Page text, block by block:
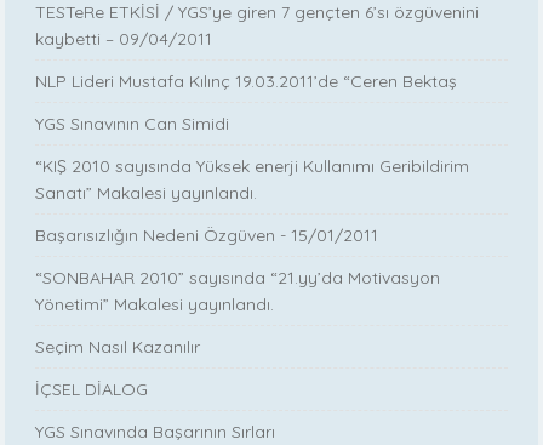
TESTeRe ETKİSİ / YGS’ye giren 7 gençten 6’sı özgüvenini
kaybetti – 09/04/2011
NLP Lideri Mustafa Kılınç 19.03.2011’de “Ceren Bektaş
YGS Sınavının Can Simidi
“KIŞ 2010 sayısında Yüksek enerji Kullanımı Geribildirim
Sanatı” Makalesi yayınlandı.
Başarısızlığın Nedeni Özgüven - 15/01/2011
“SONBAHAR 2010” sayısında “21.yy’da Motivasyon
Yönetimi” Makalesi yayınlandı.
Seçim Nasıl Kazanılır
İÇSEL DİALOG
YGS Sınavında Başarının Sırları